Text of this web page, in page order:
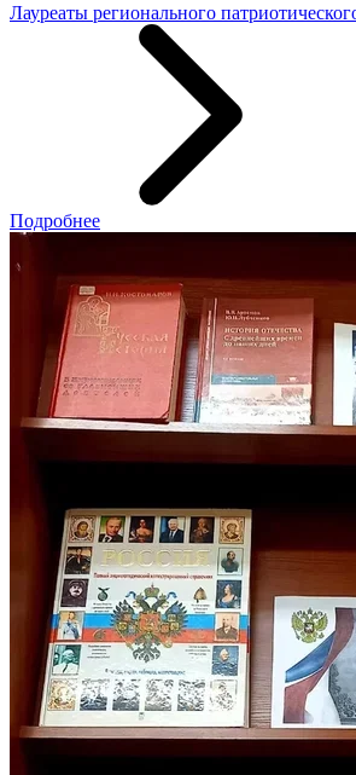
Лауреаты регионального
Подробнее